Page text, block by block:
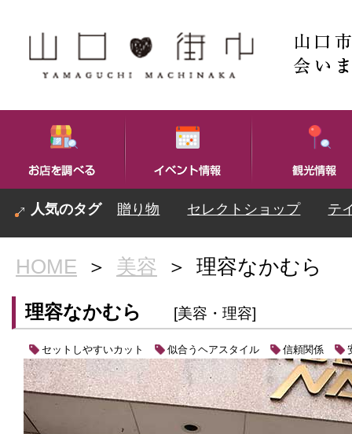
贈り物 セレクトショップ テ
HOME ＞ 美容 ＞ 理容なかむら
理容なかむら [美容・理容]
セットしやすいカット 似合うヘアスタイル 信頼関係